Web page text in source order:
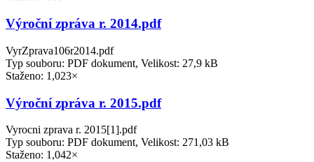
Výroční zpráva r. 2014.pdf
VyrZprava106r2014.pdf
Typ souboru: PDF dokument, Velikost: 27,9 kB
Staženo: 1,023×
Výroční zpráva r. 2015.pdf
Vyrocni zprava r. 2015[1].pdf
Typ souboru: PDF dokument, Velikost: 271,03 kB
Staženo: 1,042×